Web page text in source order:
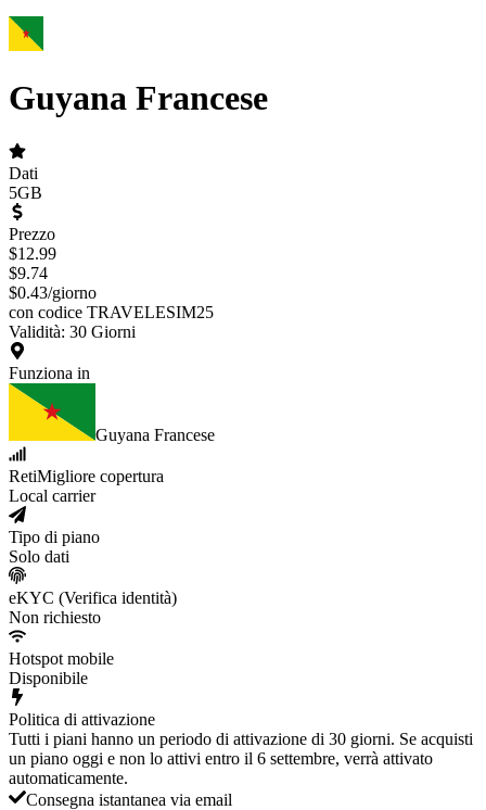
Guyana Francese
Dati
5GB
Prezzo
$12.99
$9.74
$0.43/giorno
con codice TRAVELESIM25
Validità: 30 Giorni
Funziona in
Guyana Francese
RetiMigliore copertura
Local carrier
Tipo di piano
Solo dati
eKYC (Verifica identità)
Non richiesto
Hotspot mobile
Disponibile
Politica di attivazione
Tutti i piani hanno un periodo di attivazione di 30 giorni. Se acquisti
un piano oggi e non lo attivi entro il 6 settembre, verrà attivato
automaticamente.
Consegna istantanea via email